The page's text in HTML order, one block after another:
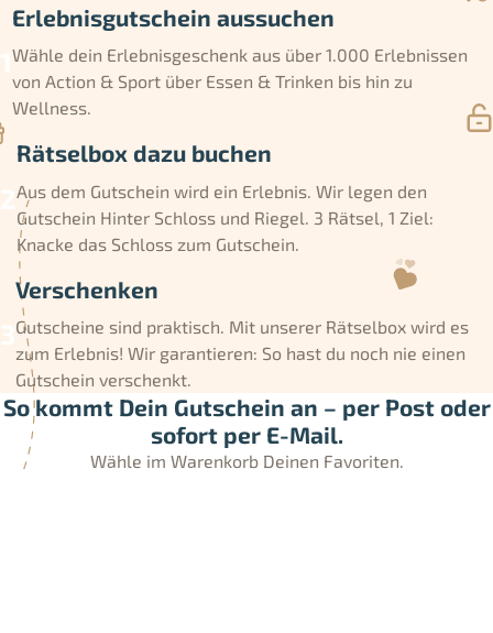
Erlebnisgutschein aussuchen
Wähle dein Erlebnisgeschenk aus über 1.000 Erlebnissen
von Action & Sport über Essen & Trinken bis hin zu
Wellness.
Rätselbox dazu buchen
Aus dem Gutschein wird ein Erlebnis. Wir legen den
Gutschein Hinter Schloss und Riegel. 3 Rätsel, 1 Ziel:
Knacke das Schloss zum Gutschein.
Verschenken
Gutscheine sind praktisch. Mit unserer Rätselbox wird es
zum Erlebnis! Wir garantieren: So hast du noch nie einen
Gutschein verschenkt.
So kommt Dein Gutschein an – per Post oder
sofort per E-Mail.
Wähle im Warenkorb Deinen Favoriten.